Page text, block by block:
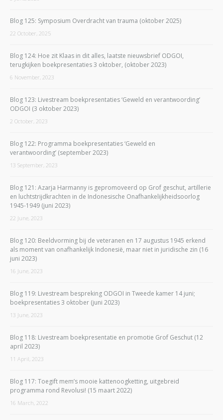
Blog 125: Symposium Overdracht van trauma (oktober 2025)
22 October, 2025
Blog 124: Hoe zit Klaas in dit alles, laatste nieuwsbrief ODGOI,
terugkijken boekpresentaties 3 oktober, (oktober 2023)
6 November, 2023
Blog 123: Livestream boekpresentaties ‘Geweld en verantwoording’
ODGOI (3 oktober 2023)
2 October, 2023
Blog 122: Programma boekpresentaties ‘Geweld en
verantwoording’ (september 2023)
13 September, 2023
Blog 121: Azarja Harmanny is gepromoveerd op Grof geschut, artillerie
en luchtstrijdkrachten in de Indonesische Onafhankelijkheidsoorlog
1945-1949 (juni 2023)
22 June, 2023
Blog 120: Beeldvorming bij de veteranen en 17 augustus 1945 erkend
als moment van onafhankelijk Indonesië, maar niet in juridische zin (16
juni 2023)
16 June, 2023
Blog 119: Livestream bespreking ODGOI in Tweede kamer 14 juni;
boekpresentaties 3 oktober (juni 2023)
13 June, 2023
Blog 118: Livestream boekpresentatie en promotie Grof Geschut (12
april 2023)
11 April, 2023
Blog 117: Toegift mem’s mooie kattenoogketting, uitgebreid
programma rond Revolusi! (15 maart 2022)
16 March, 2022